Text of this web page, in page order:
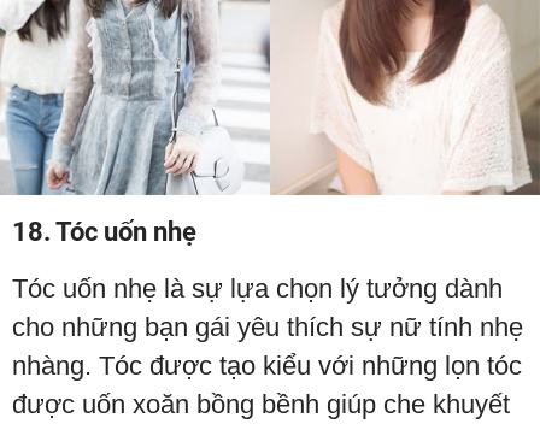
18. Tóc uốn nhẹ
Tóc uốn nhẹ là sự lựa chọn lý tưởng dành
cho những bạn gái yêu thích sự nữ tính nhẹ
nhàng. Tóc được tạo kiểu với những lọn tóc
được uốn xoăn bồng bềnh giúp che khuyết